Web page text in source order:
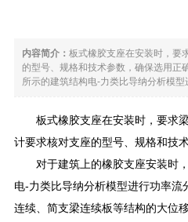
内容简介： 板式橡胶支座在安装时，要
的型号、规格和技术参数，确保选用正
所示的建筑结构电-力类比导纳分析模
板式橡胶支座在安装时，要求
计要求核对支座的型号、规格和技
对于建筑上的橡胶支座安装时
电-力类比导纳分析模型进行功率
连续、简支梁连续板等结构的大位